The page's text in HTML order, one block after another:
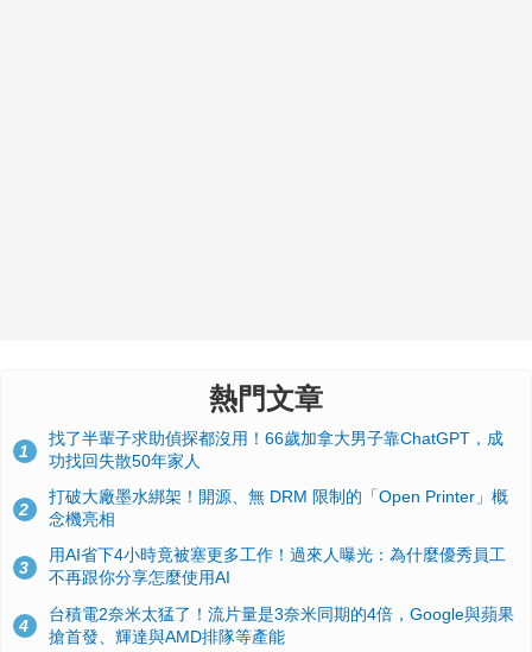
熱門文章
1
找了半輩子求助偵探都沒用！66歲加拿大男子靠ChatGPT，成
功找回失散50年家人
2
打破大廠墨水綁架！開源、無 DRM 限制的「Open Printer」概
念機亮相
3
用AI省下4小時竟被塞更多工作！過來人曝光：為什麼優秀員工
不再跟你分享怎麼使用AI
4
台積電2奈米太猛了！流片量是3奈米同期的4倍，Google與蘋果
搶首發、輝達與AMD排隊等產能